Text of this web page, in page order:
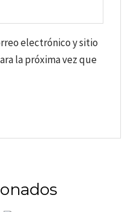
electrónico y sitio
la próxima vez que